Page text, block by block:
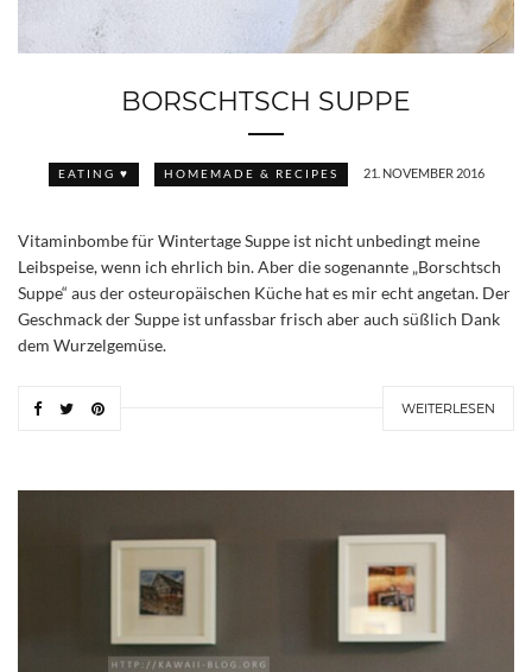
BORSCHTSCH SUPPE
EATING ♥ HOMEMADE & RECIPES 21. NOVEMBER 2016
Vitaminbombe für Wintertage Suppe ist nicht unbedingt meine
Leibspeise, wenn ich ehrlich bin. Aber die sogenannte „Borschtsch
Suppe“ aus der osteuropäischen Küche hat es mir echt angetan. Der
Geschmack der Suppe ist unfassbar frisch aber auch süßlich Dank
dem Wurzelgemüse.
WEITERLESEN